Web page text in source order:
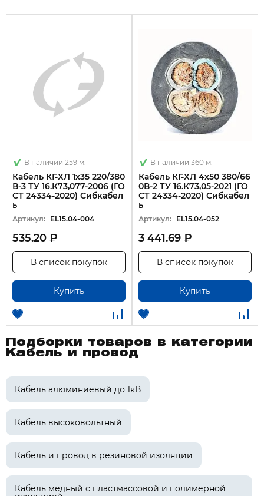
В наличии 259 м.
Кабель КГ-ХЛ 1х35 220/380
В-3 ТУ 16.К73,077-2006 (ГО
СТ 24334-2020) Сибкабел
ь
Артикул: EL15.04-004
535.20 ₽
Купить
В список покупок
В наличии 360 м.
Кабель КГ-ХЛ 4х50 380/66
0В-2 ТУ 16.К73,05-2021 (ГО
СТ 24334-2020) Сибкабел
ь
Артикул: EL15.04-052
3 441.69 ₽
Купить
В список покупок
Подборки товаров в категории
Кабель и провод
Кабель алюминиевый до 1кВ
Кабель высоковольтный
Кабель и провод в резиновой изоляции
Кабель медный с пластмассовой и полимерной